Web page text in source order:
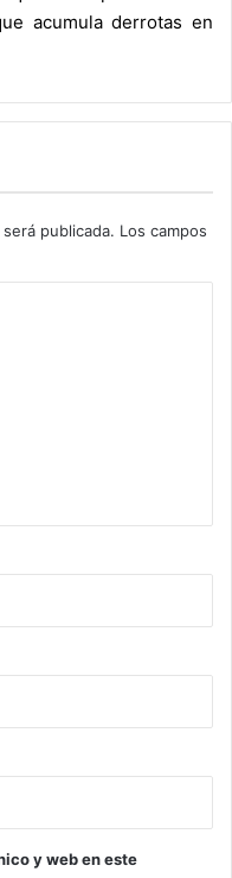
acumula derrotas en
publicada. Los campos
y web en este